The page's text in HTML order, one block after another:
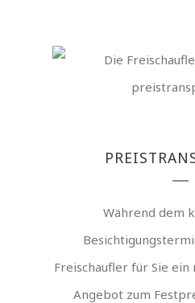
Während dem
Freischaufler für Sie
Angebot zum